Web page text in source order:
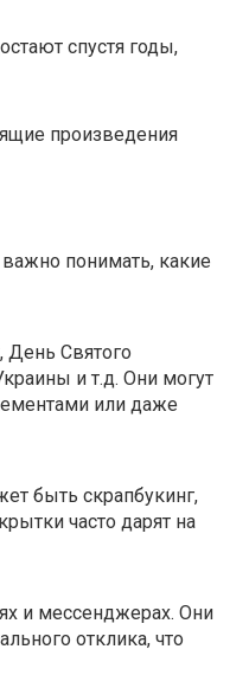
спустя годы,
произведения
понимать, какие
День Святого
и т.д. Они могут
или даже
быть скрапбукинг,
часто дарят на
и мессенджерах. Они
отклика, что